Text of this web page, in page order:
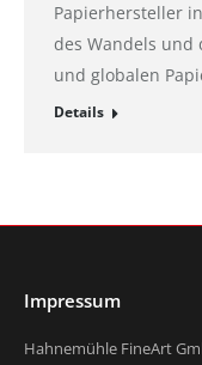
Papierhersteller
des Wandels
und globalen
Details
Impressum
Hahnemühle FineArt